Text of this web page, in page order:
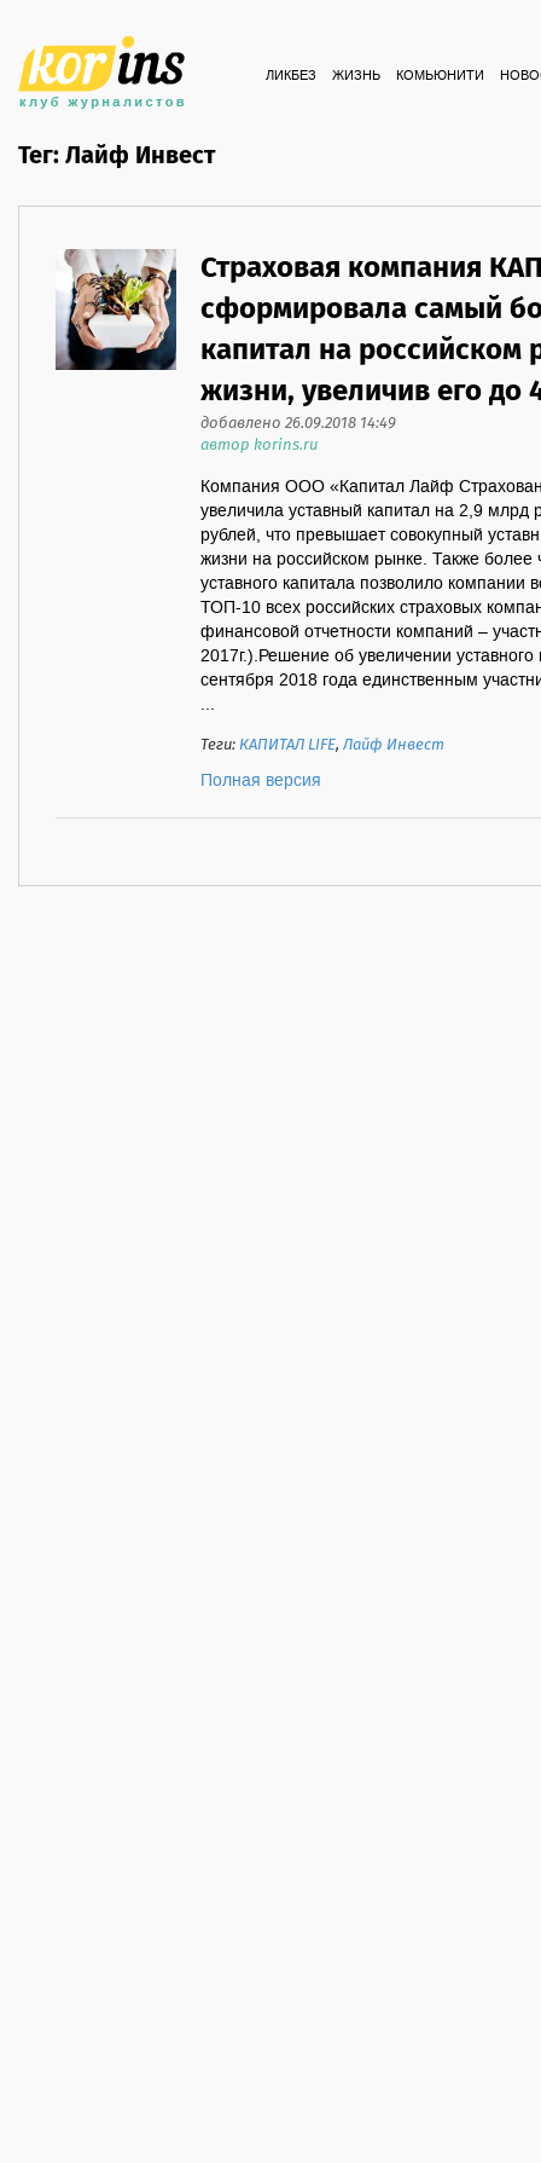
ЛИКБЕЗ ЖИЗНЬ КОМЬЮНИТИ
Тег: Лайф Инвест
Страховая компания
сформировала самый
капитал на российском
жизни, увеличив его до
добавлено 26.09.2018 14:49
автор korins.ru
Компания ООО «Капитал Лайф
увеличила уставный капитал на 2,9
рублей, что превышает совокупный
жизни на российском рынке. Также более
уставного капитала позволило компании
ТОП-10 всех российских страховых
финансовой отчетности компаний –
2017г.).Решение об увеличении
сентября 2018 года единственным
...
Теги:КАПИТАЛ LIFE,Лайф Инвест
Полная версия